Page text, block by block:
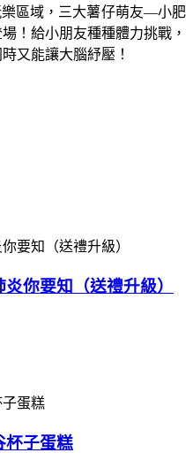
區域，三大薯仔萌友—小肥
！給小朋友種種體力挑戰，
又能讓大腦紓壓！
你要知（送禮升級）
杯子蛋糕